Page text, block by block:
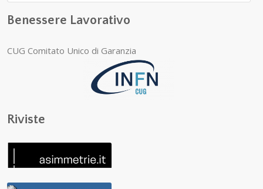
Benessere Lavorativo
CUG Comitato Unico di Garanzia
Riviste